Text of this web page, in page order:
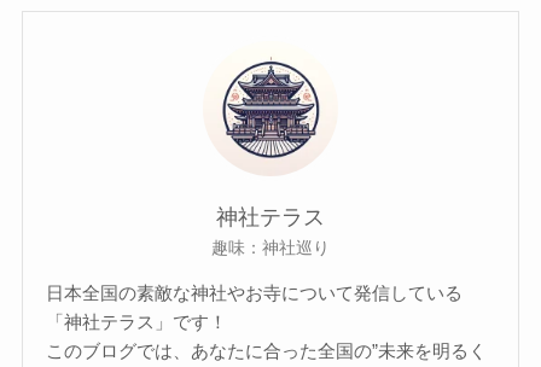
神社テラス
趣味：神社巡り
日本全国の素敵な神社やお寺について発信している
「神社テラス」です！
このブログでは、あなたに合った全国の”未来を明るく